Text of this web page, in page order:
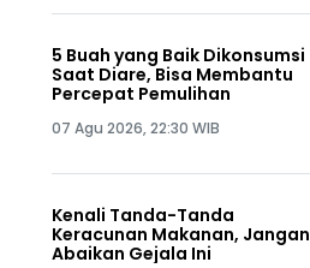
5 Buah yang Baik Dikonsumsi
Saat Diare, Bisa Membantu
Percepat Pemulihan
07 Agu 2026, 22:30 WIB
Kenali Tanda-Tanda
Keracunan Makanan, Jangan
Abaikan Gejala Ini